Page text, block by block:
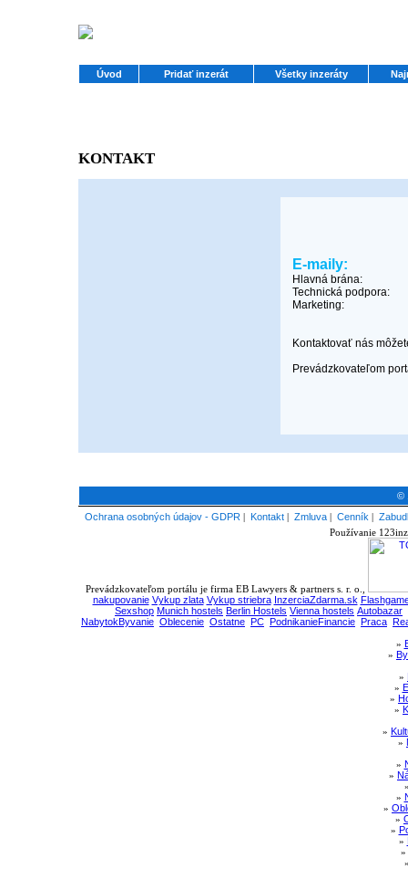
Úvod Pridať inzerát Všetky inzeráty
KONTAKT
E-maily:
Hlavná brána:
Technická podpora:
Marketing:
Kontaktovať nás
Prevádzkovateľom
©
Ochrana osobných údajov - GDPR | Kontakt | Zmluva | Cenník |
Používanie
Prevádzkovateľom portálu je firma EB Lawyers & partners s. r. o.,
nakupovanie Vykup zlata Vykup striebra InzerciaZdarma.sk
Sexshop Munich hostels Berlin Hostels Vienna hostels Autobazar
NabytokByvanie Oblecenie Ostatne PC PodnikanieFinancie Praca
»
»
»
»
»
»
»
»
»
»
»
»
»
»
»
»